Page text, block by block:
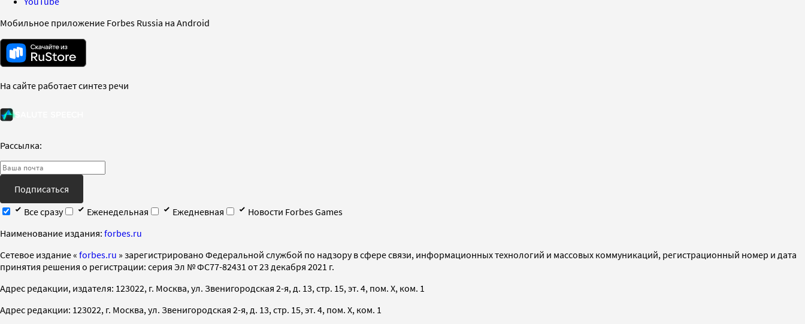
Мобильное приложение Forbes Russia на Android
На сайте работает синтез речи
Рассылка:
Подписаться
Все сразу
Еженедельная Ежедневная
Новости Forbes Games
Наименование издания: forbes.ru
Cетевое издание « forbes.ru » зарегистрировано Федеральной службой по надзору в сфере связи, информационных технологий и массовых коммуникаций, регистрационный номер и дата
принятия решения о регистрации: серия Эл № ФС77-82431 от 23 декабря 2021 г.
Адрес редакции, издателя: 123022, г. Москва, ул. Звенигородская 2-я, д. 13, стр. 15, эт. 4, пом. X, ком. 1
Адрес редакции: 123022, г. Москва, ул. Звенигородская 2-я, д. 13, стр. 15, эт. 4, пом. X, ком. 1